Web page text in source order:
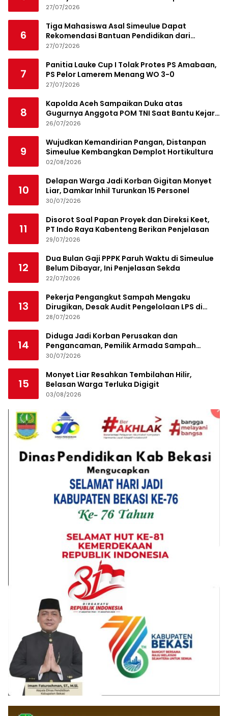
27/07/2026
6
Tiga Mahasiswa Asal Simeulue Dapat
Rekomendasi Bantuan Pendidikan dari
Jamaluddin Idham
27/07/2026
7
Panitia Lauke Cup I Tolak Protes PS Amabaan,
PS Pelor Lamerem Menang WO 3-0
27/07/2026
8
Kapolda Aceh Sampaikan Duka atas
Gugurnya Anggota POM TNI Saat Bantu Kejar
Bandar Narkoba
26/07/2026
9
Wujudkan Kemandirian Pangan, Distanpan
Simeulue Kembangkan Demplot Hortikultura
02/08/2026
10
Delapan Warga Jadi Korban Gigitan Monyet
Liar, Damkar Inhil Turunkan 15 Personel
30/07/2026
11
Disorot Soal Papan Proyek dan Direksi Keet,
PT Indo Raya Kabenteng Berikan Penjelasan
29/07/2026
12
Dua Bulan Gaji PPPK Paruh Waktu di Simeulue
Belum Dibayar, Ini Penjelasan Sekda
22/07/2026
13
Pekerja Pengangkut Sampah Mengaku
Dirugikan, Desak Audit Pengelolaan LPS di
Pekanbaru
28/07/2026
14
Diduga Jadi Korban Perusakan dan
Pengancaman, Pemilik Armada Sampah
Siapkan Laporan Polisi
30/07/2026
15
Monyet Liar Resahkan Tembilahan Hilir,
Belasan Warga Terluka Digigit
03/08/2026